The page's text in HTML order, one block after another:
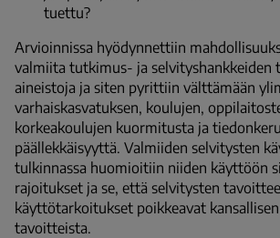
tuettu?
Arvioinnissa hyödynnettiin
valmiita tutkimus- ja selvityshankkeiden
aineistoja ja siten pyrittiin välttämään
varhaiskasvatuksen, koulujen,
korkeakoulujen kuormitusta ja
päällekkäisyyttä. Valmiiden selvitysten
tulkinnassa huomioitiin niiden käyttöön
rajoitukset ja se, että selvitysten
käyttötarkoitukset poikkeavat
tavoitteista.